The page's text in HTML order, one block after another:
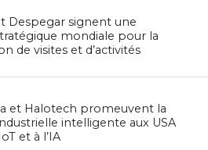
Despegar signent une
mondiale pour la
de visites et d’activités
et Halotech promeuvent la
intelligente aux USA
et à l’IA